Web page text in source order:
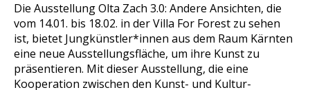
Die Ausstellung Olta Zach 3.0: Andere Ansichten, die
vom 14.01. bis 18.02. in der Villa For Forest zu sehen
ist, bietet Jungkünstler*innen aus dem Raum Kärnten
eine neue Ausstellungsfläche, um ihre Kunst zu
präsentieren. Mit dieser Ausstellung, die eine
Kooperation zwischen den Kunst- und Kultur-